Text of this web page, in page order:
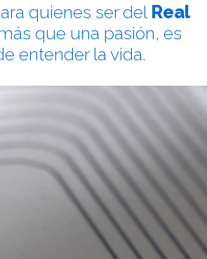
quienes ser del Real
que una pasión, es
entender la vida.